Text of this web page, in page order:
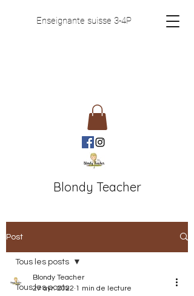
Enseignante suisse 3-4P
Blondy Teacher
Post
Tous les posts
Tous les posts
Blondy Teacher
27 avr. 2022 1 min de lecture